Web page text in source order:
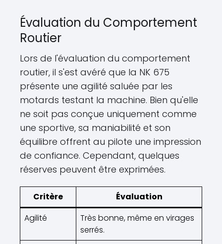
Évaluation du Comportement
Routier
Lors de l'évaluation du comportement
routier, il s'est avéré que la NK 675
présente une agilité saluée par les
motards testant la machine. Bien qu'elle
ne soit pas conçue uniquement comme
une sportive, sa maniabilité et son
équilibre offrent au pilote une impression
de confiance. Cependant, quelques
réserves peuvent être exprimées.
Critère
Évaluation
Agilité
Très bonne, même en virages
serrés.